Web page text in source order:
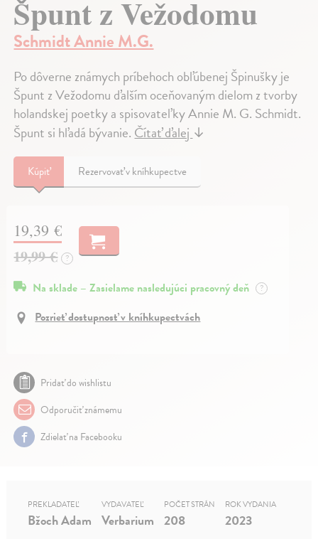
Špunt z Vežodomu
Schmidt Annie M.G.
Po dôverne známych príbehoch obľúbenej Špinušky je
Špunt z Vežodomu ďalším oceňovaným dielom z tvorby
holandskej poetky a spisovateľky Annie M. G. Schmidt.
Špunt si hľadá bývanie.Čítať ďalej↓
Kúpiť Rezervovať v kníhkupectve
19,39 €
19,99 € ?
Na sklade – Zasielame nasledujúci pracovný deň ?
Pozrieť dostupnosť v kníhkupectvách
Pridať do wishlistu
Odporučiť známemu
Zdielať na Facebooku
PREKLADATEĽ
Bžoch Adam
VYDAVATEĽ
Verbarium
POČET STRÁN
208
ROK VYDANIA
2023